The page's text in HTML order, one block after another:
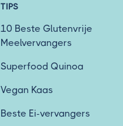
TIPS
10 Beste Glutenvrije
Meelvervangers
Superfood Quinoa
Vegan Kaas
Beste Ei-vervangers